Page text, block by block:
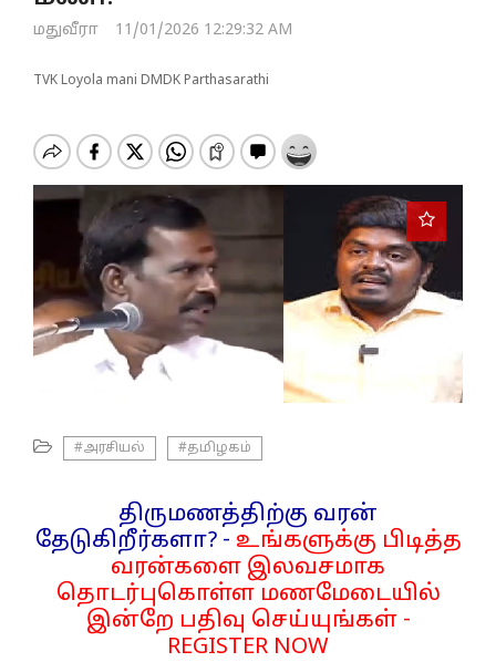
o
n
மதுவீரா 11/01/2026 12:29:32 AM
TVK Loyola mani DMDK Parthasarathi
#அரசியல் #தமிழகம்
திருமணத்திற்கு வரன்
தேடுகிறீர்களா? - உங்களுக்கு பிடித்த
வரன்களை இலவசமாக
தொடர்புகொள்ள மணமேடையில்
இன்றே பதிவு செய்யுங்கள் -
REGISTER NOW